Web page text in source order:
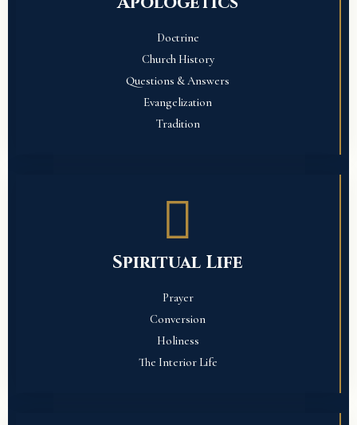
Doctrine
Church History
Questions & Answers
Evangelization
Tradition
Spiritual Life
Prayer
Conversion
Holiness
The Interior Life